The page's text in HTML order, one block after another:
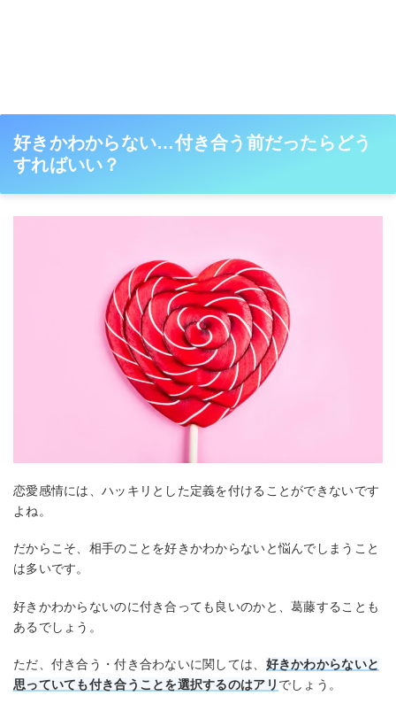
好きかわからない…付き合う前だったらどう
すればいい？
恋愛感情には、ハッキリとした定義を付けることができないです
よね。
だからこそ、相手のことを好きかわからないと悩んでしまうこと
は多いです。
好きかわからないのに付き合っても良いのかと、葛藤することも
あるでしょう。
ただ、付き合う・付き合わないに関しては、 好きかわからないと
思っていても付き合うことを選択するのはアリ でしょう。